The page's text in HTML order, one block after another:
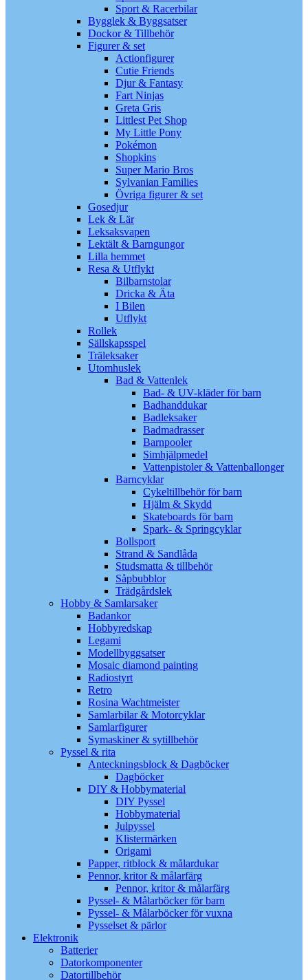
Sport & Racerbilar
Bygglek & Byggsatser
Dockor & Tillbehör
Figurer & set
Actionfigurer
Cutie Friends
Djur & Fantasy
Fart Ninjas
Greta Gris
Littlest Pet Shop
My Little Pony
Pokémon
Shopkins
Super Mario Bros
Sylvanian Families
Övriga figurer & set
Gosedjur
Lek & Lär
Leksaksvapen
Lektält & Barngungor
Lilla hemmet
Resa & Utflykt
Bilbarnstolar
Dricka & Äta
I Bilen
Utflykt
Rollek
Sällskapsspel
Träleksaker
Utomhuslek
Bad & Vattenlek
Bad- & UV-kläder för barn
Badhanddukar
Badleksaker
Badmadrasser
Barnpooler
Simhjälpmedel
Vattenpistoler & Vattenballonger
Barncyklar
Cykeltillbehör för barn
Hjälm & Skydd
Skateboards för barn
Spark- & Springcyklar
Bollsport
Strand & Sandlåda
Studsmatta & tillbehör
Såpbubblor
Trädgårdslek
Hobby & Samlarsaker
Badankor
Hobbyredskap
Legami
Modellbyggsatser
Mosaic diamond painting
Radiostyrt
Retro
Rosina Wachtmeister
Samlarbilar & Motorcyklar
Samlarfigurer
Symaskiner & sytillbehör
Pyssel & rita
Anteckningsblock & Dagböcker
Dagböcker
DIY & Hobbymaterial
DIY Pyssel
Hobbymaterial
Julpyssel
Klistermärken
Origami
Papper, ritblock & målardukar
Pennor, kritor & målarfärg
Pennor, kritor & målarfärg
Pyssel- & Målarböcker för barn
Pyssel- & Målarböcker för vuxna
Pysselset & pärlor
Elektronik
Batterier
Datorkomponenter
Datortillbehör